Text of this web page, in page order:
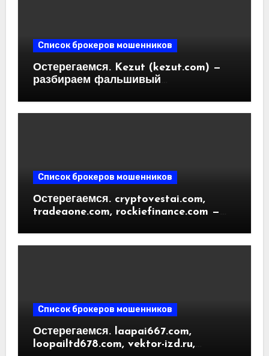
Список брокеров мошенников
Остерегаемся. Kezut (kezut.com) —
разбираем фальшивый
Список брокеров мошенников
Остерегаемся. cryptovestai.com,
tradeaone.com, rockiefinance.com —
Список брокеров мошенников
Остерегаемся. laapai667.com,
loopailtd678.com, vektor-izd.ru,